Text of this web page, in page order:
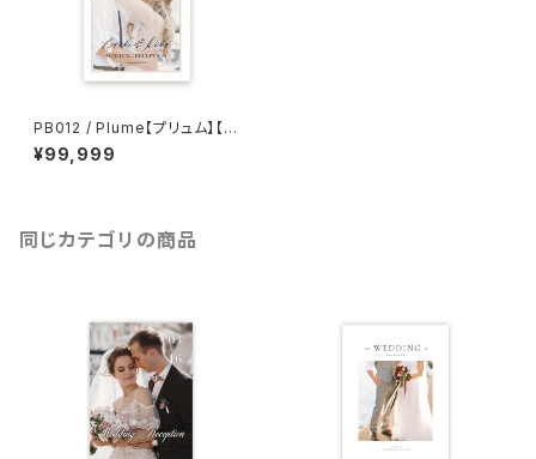
PB012 / Plume【プリュム】【セ
ミオーダー】8P構成 結婚式プロ
フィールブック
¥99,999
同じカテゴリの商品